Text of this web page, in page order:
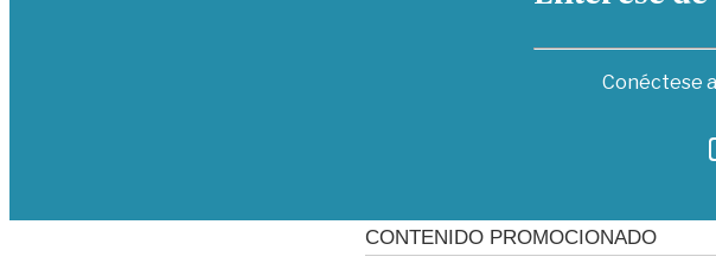
Conéctese